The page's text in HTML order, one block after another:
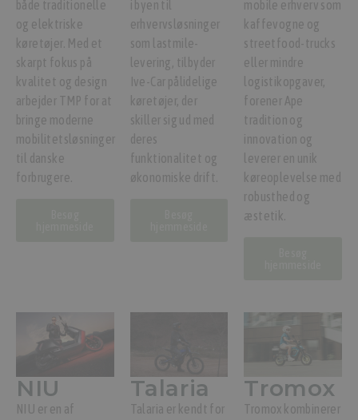
både traditionelle
og elektriske
køretøjer. Med et
skarpt fokus på
kvalitet og design
arbejder TMP for at
bringe moderne
mobilitetsløsninger
til danske
forbrugere.
i byen til
erhvervsløsninger
som lastmile-
levering, tilbyder
Ive-Car pålidelige
køretøjer, der
skiller sig ud med
deres
funktionalitet og
økonomiske drift.
mobile erhverv som
kaffevogne og
streetfood-trucks
eller mindre
logistikopgaver,
forener Ape
tradition og
innovation og
leverer en unik
køreoplevelse med
robusthed og
æstetik.
NIU
NIU er en af
Talaria
Talaria er kendt for
Tromox
Tromox kombinerer